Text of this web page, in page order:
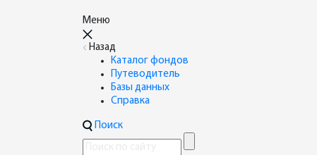
Меню
Назад
Каталог фондов
Путеводитель
Базы данных
Справка
Поиск